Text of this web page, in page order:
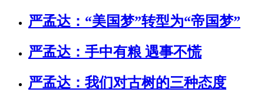
严孟达：“美国梦”转型为“帝国梦”
严孟达：手中有粮 遇事不慌
严孟达：我们对古树的三种态度